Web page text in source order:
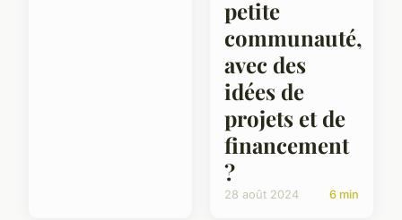
petite
communauté,
avec des
idées de
projets et de
financement
?
28 août 2024 6 min